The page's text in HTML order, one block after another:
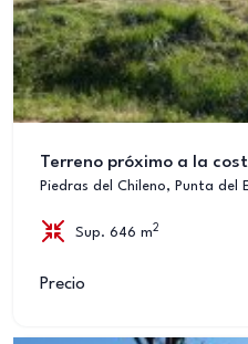
Terreno próximo a la
Piedras del Chileno, Punta del
Sup. 646 m 2
Precio